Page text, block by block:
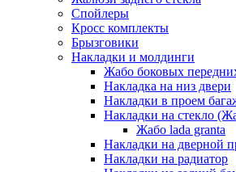
Спойлеры
Кросс комплекты
Брызговики
Накладки и молдинги
Жабо боковых
Накладка на низ двери
Накладки в проем
Накладки на стекло
Жабо lada granta
Накладки на дверной
Накладки на радиатор